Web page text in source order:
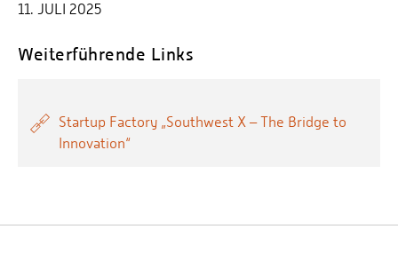
11. JULI 2025
Weiterführende Links
Startup Factory „Southwest X – The Bridge to
Innovation“